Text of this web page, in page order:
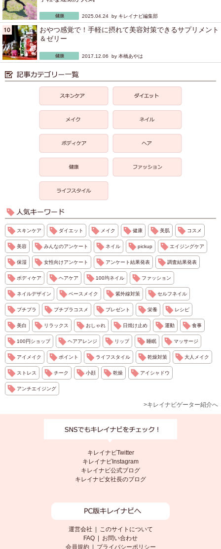
2025.04.24 by キレイナビ編集部
おやつ感覚で！手軽に摂れて美容対策できるサプリメント
＆ゼリー
2017.12.06 by 本橋あやは
スキンケア ダイエット メイク 健康 美肌 コスメ
美容 みんなのアンケート ネイル pickup エイジングケア
保湿 女性向けアンケート アンケート結果発表 調査結果発表
ボディケア ヘアケア 100均ネイル ファッション
ネイルデザイン ベースメイク 紫外線対策 セルフネイル
プチプラ プチプラコスメ プレゼント 栄養 レシピ
美白 リラックス おしゃれ 日焼け止め 運動 食事
100円ショップ ヘアアレンジ リップ 睡眠 マッサージ
アイメイク ポイント ライフスタイル 乾燥対策 大人メイク
ストレス チーク 小顔 乾燥 アイシャドウ
アンチエイジング
>キレイナビゲーター紹介へ
キレイナビTwitter
キレイナビInstagram
キレイナビ公式ブログ
キレイナビ女社長のブログ
運営会社
このサイトについて
FAQ
お問い合わせ
会員規約| プライバシーポリシー